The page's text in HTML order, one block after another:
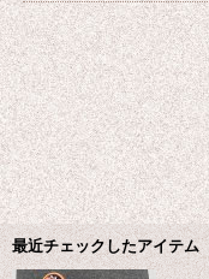
最近チェックしたアイテム